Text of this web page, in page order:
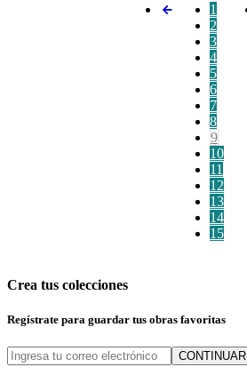
1
2
3
4
5
6
7
8
9
10
11
12
13
14
15
Crea tus colecciones
Regístrate para guardar tus obras favoritas
CONTINUAR